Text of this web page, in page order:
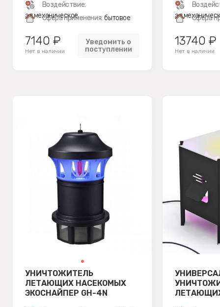
Воздействие:
эл.механическое
Сфера применения: бытовое
7140 ₽
Нет в наличии
Уведомить о
поступлении
Сфера
13740 ₽
Нет в наличии
УНИЧТОЖИТЕЛЬ
ЛЕТАЮЩИХ НАСЕКОМЫХ
ЭКОСНАЙПЕР GH-4N